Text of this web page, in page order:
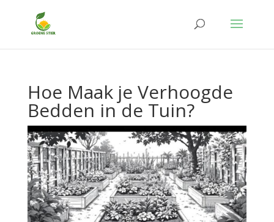
Hoe Maak je Verhoogde
Bedden in de Tuin?